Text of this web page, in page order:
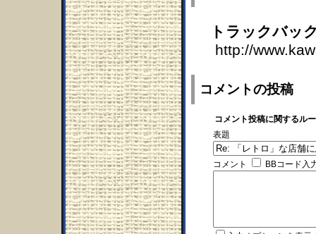
トラックバッ
http://
コメントの投稿
コメント投稿に関するル
表題
コメント BBコード入